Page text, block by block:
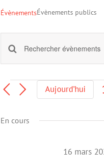
ÉvènementsÉvènements publics
Recherche
navigation
de
Saisir
mot-
Rechercher
Évènements
mot-
Évènements
Aujourd’hui
En cours
16 mars